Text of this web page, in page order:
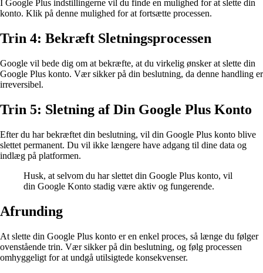
I Google Plus indstillingerne vil du finde en mulighed for at slette din
konto. Klik på denne mulighed for at fortsætte processen.
Trin 4: Bekræft Sletningsprocessen
Google vil bede dig om at bekræfte, at du virkelig ønsker at slette din
Google Plus konto. Vær sikker på din beslutning, da denne handling er
irreversibel.
Trin 5: Sletning af Din Google Plus Konto
Efter du har bekræftet din beslutning, vil din Google Plus konto blive
slettet permanent. Du vil ikke længere have adgang til dine data og
indlæg på platformen.
Husk, at selvom du har slettet din Google Plus konto, vil
din Google Konto stadig være aktiv og fungerende.
Afrunding
At slette din Google Plus konto er en enkel proces, så længe du følger
ovenstående trin. Vær sikker på din beslutning, og følg processen
omhyggeligt for at undgå utilsigtede konsekvenser.